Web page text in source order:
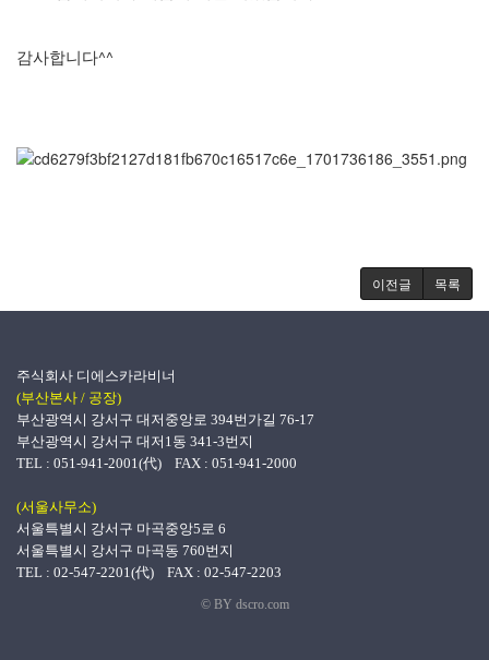
감사합니다^^
이전글 목록
주식회사 디에스카라비너
(부산본사 / 공장)
부산광역시 강서구 대저중앙로 394번가길 76-17
부산광역시 강서구 대저1동 341-3번지
TEL : 051-941-2001(代) FAX : 051-941-2000
(서울사무소)
서울특별시 강서구 마곡중앙5로 6
서울특별시 강서구 마곡동 760번지
TEL : 02-547-2201(代) FAX : 02-547-2203
© BY dscro.com